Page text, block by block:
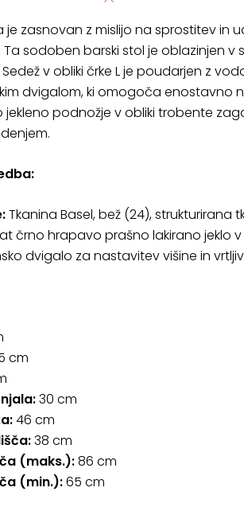
je zasnovan z mislijo na sprostitev
sodoben barski stol je oblazinjen
v obliki črke L je poudarjen z
dvigalom, ki omogoča enostavno
jekleno podnožje v obliki trobente
Tkanina Basel, bež (24),
črno hrapavo prašno lakirano jeklo
dvigalo za nastavitev višine in
cm
30 cm
46 cm
38 cm
(maks.):86 cm
(min.):65 cm